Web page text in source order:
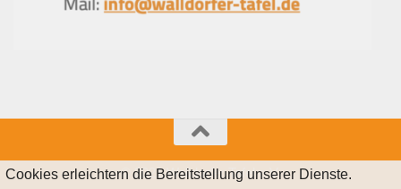
© 2021 Walldorfer Tafel e.V.
Cookies erleichtern die Bereitstellung unserer Dienste.